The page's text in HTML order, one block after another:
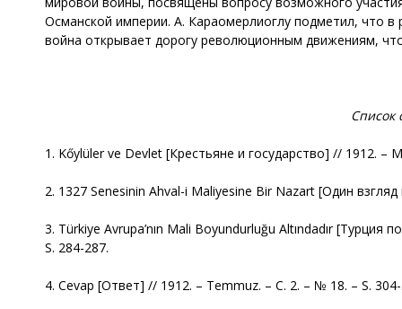
Османской империи. А. Караомерлиоглу подметил, что
война открывает дорогу революционным движениям,
Список
1. Kőylüler ve Devlet [Крестьяне и государство] // 1912. –
2. 1327 Senesinin Ahval-i Maliyesine Bir Nazart [Один
3. Türkiye Avrupa’nın Mali Boyundurluğu Altındadır
S. 284-287.
4. Cevap [Ответ] // 1912. – Temmuz. – С. 2. – № 18. – S.